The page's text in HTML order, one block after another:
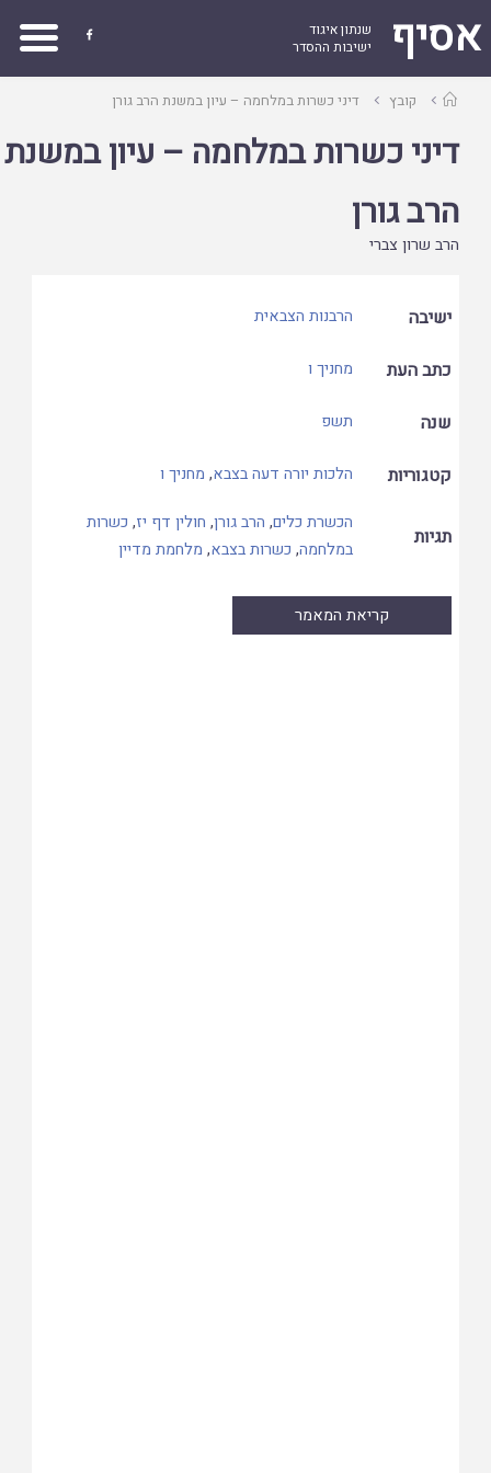
אסיף
שנתון איגוד
ישיבות ההסדר

עמודקובץ דיני כשרות במלחמה – עיון במשנת הרב גורן
דיני כשרות במלחמה – עיון במשנת
הרב גורן
הרב שרון צברי
ישיבה הרבנות הצבאית
כתב העת מחניך ו
שנה תשפ
קטגוריות הלכות יורה דעה בצבא, מחניך ו
תגיות
הכשרת כלים, הרב גורן, חולין דף יז, כשרות
במלחמה, כשרות בצבא, מלחמת מדיין
קריאת המאמר